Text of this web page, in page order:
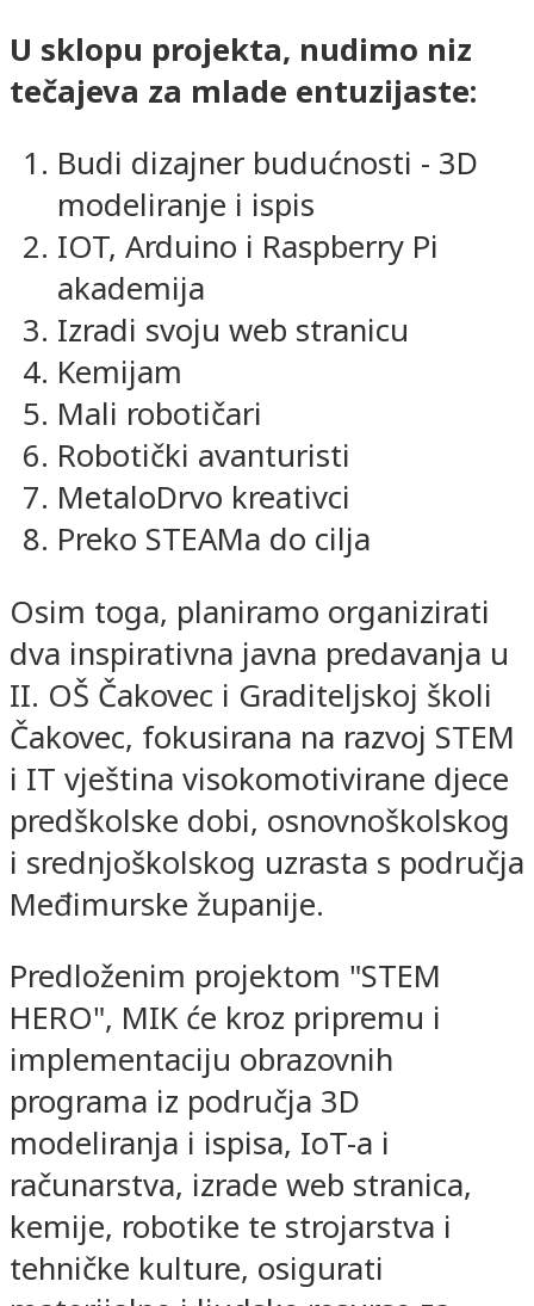
U sklopu projekta, nudimo niz
tečajeva za mlade entuzijaste:
Budi dizajner budućnosti - 3D
modeliranje i ispis
IOT, Arduino i Raspberry Pi
akademija
Izradi svoju web stranicu
Kemijam
Mali robotičari
Robotički avanturisti
MetaloDrvo kreativci
Preko STEAMa do cilja
Osim toga, planiramo organizirati
dva inspirativna javna predavanja u
II. OŠ Čakovec i Graditeljskoj školi
Čakovec, fokusirana na razvoj STEM
i IT vještina visokomotivirane djece
predškolske dobi, osnovnoškolskog
i srednjoškolskog uzrasta s područja
Međimurske županije.
Predloženim projektom "STEM
HERO", MIK će kroz pripremu i
implementaciju obrazovnih
programa iz područja 3D
modeliranja i ispisa, IoT-a i
računarstva, izrade web stranica,
kemije, robotike te strojarstva i
tehničke kulture, osigurati